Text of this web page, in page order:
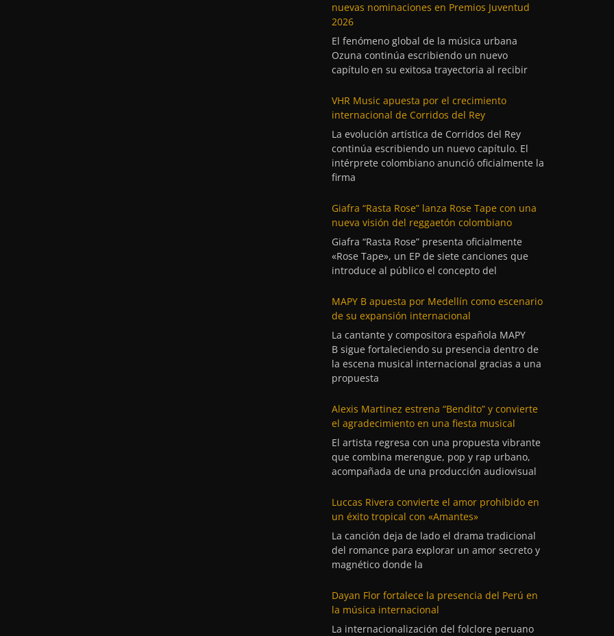
nuevas nominaciones en Premios Juventud
2026
El fenómeno global de la música urbana
Ozuna continúa escribiendo un nuevo
capítulo en su exitosa trayectoria al recibir
VHR Music apuesta por el crecimiento
internacional de Corridos del Rey
La evolución artística de Corridos del Rey
continúa escribiendo un nuevo capítulo. El
intérprete colombiano anunció oficialmente la
firma
Giafra “Rasta Rose” lanza Rose Tape con una
nueva visión del reggaetón colombiano
Giafra “Rasta Rose” presenta oficialmente
«Rose Tape», un EP de siete canciones que
introduce al público el concepto del
MAPY B apuesta por Medellín como escenario
de su expansión internacional
La cantante y compositora española MAPY
B sigue fortaleciendo su presencia dentro de
la escena musical internacional gracias a una
propuesta
Alexis Martinez estrena “Bendito” y convierte
el agradecimiento en una fiesta musical
El artista regresa con una propuesta vibrante
que combina merengue, pop y rap urbano,
acompañada de una producción audiovisual
Luccas Rivera convierte el amor prohibido en
un éxito tropical con «Amantes»
La canción deja de lado el drama tradicional
del romance para explorar un amor secreto y
magnético donde la
Dayan Flor fortalece la presencia del Perú en
la música internacional
La internacionalización del folclore peruano